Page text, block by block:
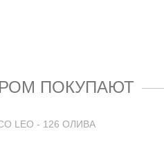
ПОКУПАЮТ
LEO - 126 ОЛИВА